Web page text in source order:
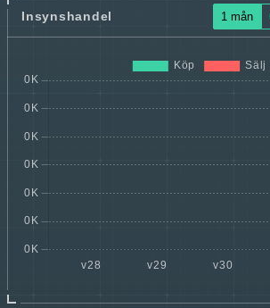
Insynshandel 1 mån